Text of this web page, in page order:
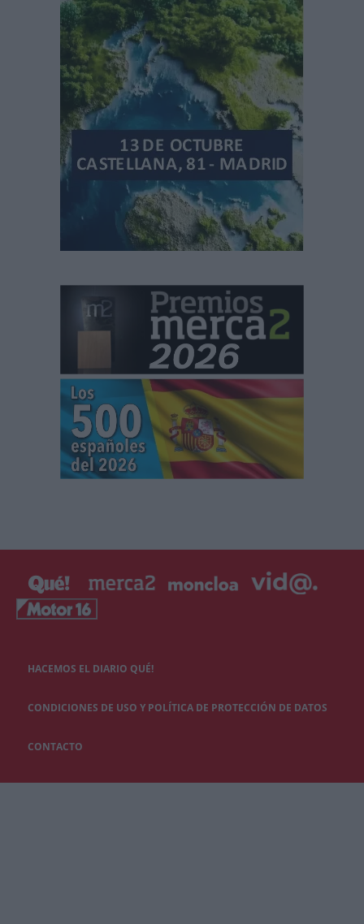
HACEMOS EL DIARIO QUÉ!
CONDICIONES DE USO Y POLÍTICA DE PROTECCIÓN DE DATOS
CONTACTO